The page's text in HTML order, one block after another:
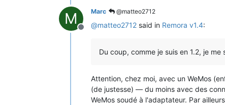
M
Offline
Marc @matteo2712
@matteo2712 said in Remora v1.4:
Du coup, comme je suis en 1.2, je
Attention, chez moi, avec un WeMos
(de justesse) — du moins avec des
WeMos soudé à l'adaptateur. Par